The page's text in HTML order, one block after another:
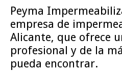
Peyma
empresa de
Alicante, que ofrece
profesional y de la
pueda encontrar.